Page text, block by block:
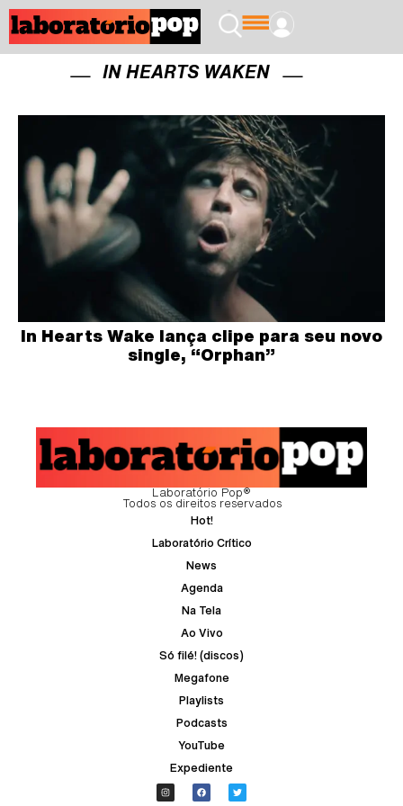
IN HEARTS WAKEN
In Hearts Wake lança clipe para seu novo
single, “Orphan”
Laboratório Pop®
Todos os direitos reservados
Hot!
Laboratório Crítico
News
Agenda
Na Tela
Ao Vivo
Só filé! (discos)
Megafone
Playlists
Podcasts
YouTube
Expediente